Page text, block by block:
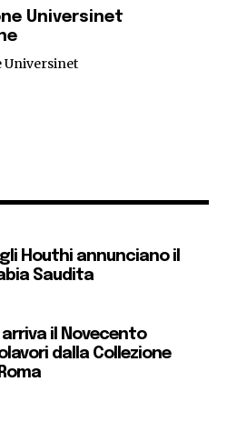
Universinet
Universinet
Houthi annunciano il
Saudita
il Novecento
dalla Collezione